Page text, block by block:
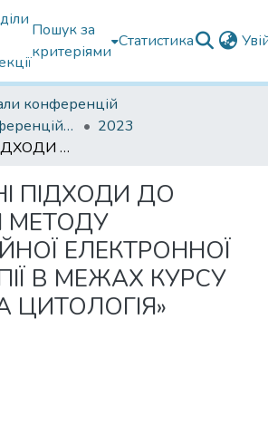
Пошук за
критеріями
Статистика
конференцій
Матеріали конференцій інших установ
2023
МЕТОДИЧНІ ПІДХОДИ ДО ВИВЧЕННЯ МЕТОДУ ТРАНСМІСІЙНОЇ ЕЛЕКТРОННОЇ МІКРОСКОПІЇ В МЕЖАХ КУРСУ «ЗАГАЛЬНА ЦИТОЛОГІЯ»
ПІДХОДИ ДО
МЕТОДУ
ЕЛЕКТРОННОЇ
В МЕЖАХ КУРСУ
ЦИТОЛОГІЯ»